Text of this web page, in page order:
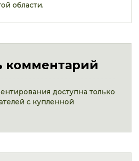
области.
комментарий
доступна только
с купленной